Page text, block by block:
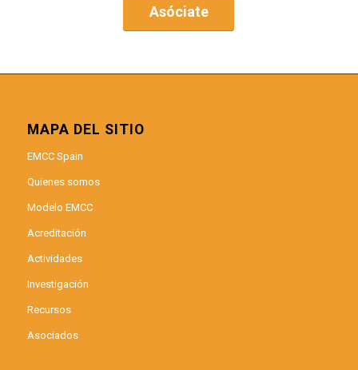
Asóciate
MAPA DEL SITIO
EMCC Spain
Quienes somos
Modelo EMCC
Acreditación
Actividades
Investigación
Recursos
Asociados